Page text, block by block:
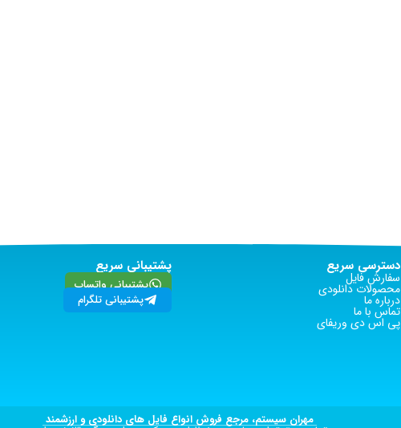
دسترسی سریع
سفارش فایل
محصولات دانلودی
درباره ما
تماس با ما
پی اس دی وریفای
پشتیبانی سریع
پشتیبانی واتساپ
پشتیبانی تلگرام
مهران سیستم، مرجع فروش انواع فایل های دانلودی و ارزشمند